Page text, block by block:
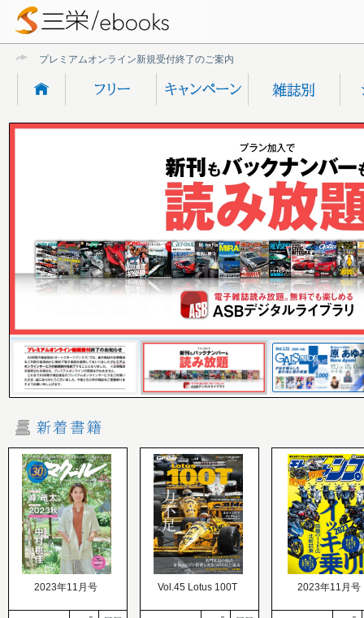
プレミアムオンライン新規受付終了のご案内
2023年11月号 Vol.45 Lotus 100T 2023年11月号